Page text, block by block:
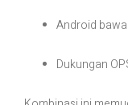
Android
Dukungan